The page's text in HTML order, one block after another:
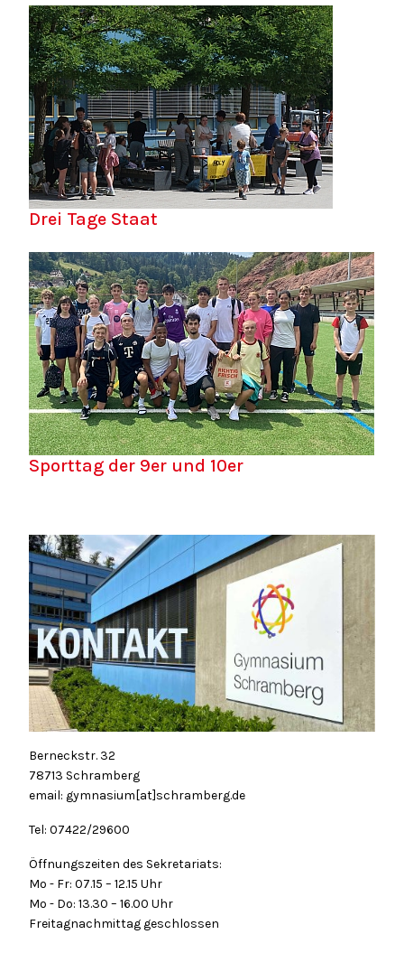
Drei Tage Staat
Sporttag der 9er und 10er
Berneckstr. 32
78713 Schramberg
email: gymnasium[at]schramberg.de
Tel: 07422/29600
Öffnungszeiten des Sekretariats:
Mo - Fr: 07.15 – 12.15 Uhr
Mo - Do: 13.30 – 16.00 Uhr
Freitagnachmittag geschlossen